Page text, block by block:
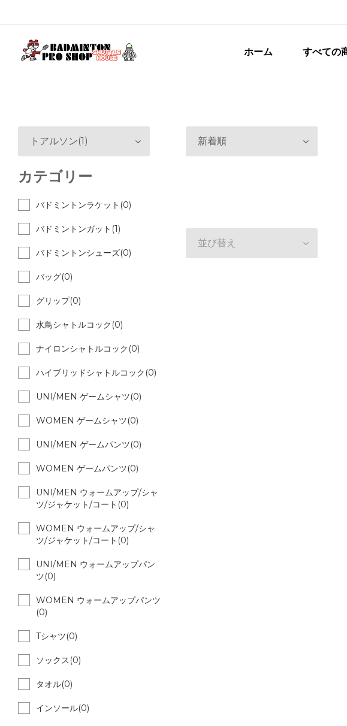
ホーム すべての
新着順
並び替え
トアルソン(1)
カテゴリー
バドミントンラケット(0)
バドミントンガット(1)
バドミントンシューズ(0)
バッグ(0)
グリップ(0)
水鳥シャトルコック(0)
ナイロンシャトルコック(0)
ハイブリッドシャトルコック(0)
UNI/MEN ゲームシャツ(0)
WOMEN ゲームシャツ(0)
UNI/MEN ゲームパンツ(0)
WOMEN ゲームパンツ(0)
UNI/MEN ウォームアップ/シャ
ツ/ジャケット/コート(0)
WOMEN ウォームアップ/シャ
ツ/ジャケット/コート(0)
UNI/MEN ウォームアップパン
ツ(0)
WOMEN ウォームアップパンツ
(0)
Tシャツ(0)
ソックス(0)
タオル(0)
インソール(0)